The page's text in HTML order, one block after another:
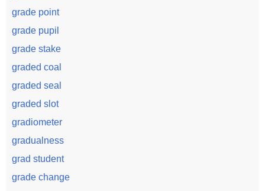
grade point
grade pupil
grade stake
graded coal
graded seal
graded slot
gradiometer
gradualness
grad student
grade change